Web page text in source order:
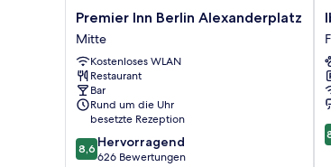
Premier
Inn
Berlin
Alexanderplatz
Mitte
Premier Inn Berlin Alexanderplatz
Mitte
Kostenloses WLAN
Restaurant
Bar
Rund um die Uhr
besetzte Rezeption
8.6
von
8,6 Hervorragend
626 Bewertungen